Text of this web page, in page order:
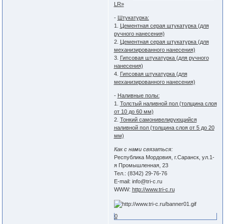
LR»
- Штукатурка:
1. Цементная серая штукатурка (для
ручного нанесения)
2. Цементная серая штукатурка (для
механизированного нанесения)
3. Гипсовая штукатурка (для ручного
нанесения)
4. Гипсовая штукатурка (для
механизированного нанесения)
- Наливные полы:
1. Толстый наливной пол (толщина слоя
от 10 до 60 мм)
2. Тонкий самонивелирующийся
наливной пол (толщина слоя от 5 до 20
мм)
Как с нами связаться:
Республика Мордовия, г.Саранск, ул.1-
я Промышленная, 23
Тел.: (8342) 29-76-76
E-mail: info@tri-c.ru
WWW: http://www.tri-c.ru
0